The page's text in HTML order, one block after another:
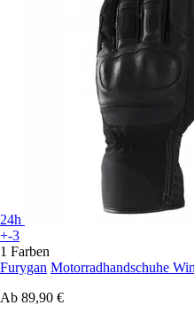
24h
+-3
1 Farben
Furygan Motorradhandschuhe
Ab 89,90 €